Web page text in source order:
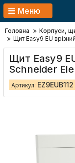
Меню
Головна Корпуси,
Щит Easy9 EU
Щит Easy9
Schneider
Артикул: EZ9EUB112